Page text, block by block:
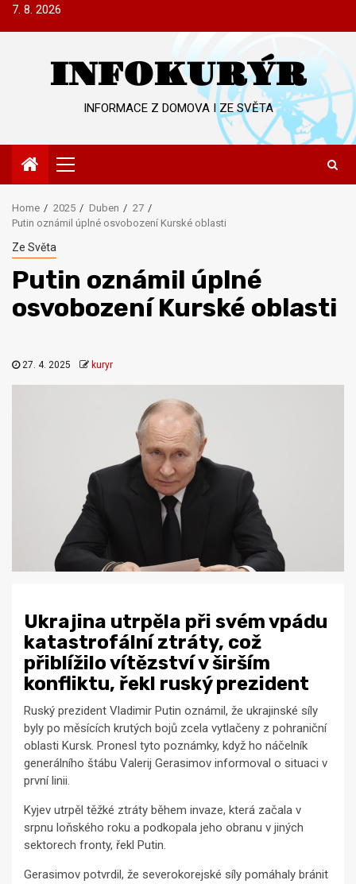
Skip7. 8. 2026
INFOKURÝR
INFORMACE Z DOMOVA I ZE SVĚTA
Primary
Menu
Home 2025 Duben
27
Putin oznámil úplné osvobození Kurské oblasti
Ze Světa
Putin oznámil úplné
osvobození Kurské oblasti
27. 4. 2025 kuryr
Ukrajina utrpěla při svém vpádu
katastrofální ztráty, což
přiblížilo vítězství v širším
konfliktu, řekl ruský prezident
Ruský prezident Vladimir Putin oznámil, že ukrajinské síly
byly po měsících krutých bojů zcela vytlačeny z pohraniční
oblasti Kursk. Pronesl tyto poznámky, když ho náčelník
generálního štábu Valerij Gerasimov informoval o situaci v
první linii.
Kyjev utrpěl těžké ztráty během invaze, která začala v
srpnu loňského roku a podkopala jeho obranu v jiných
sektorech fronty, řekl Putin.
Gerasimov potvrdil, že severokorejské síly pomáhaly bránit